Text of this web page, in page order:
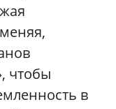
чтобы
в